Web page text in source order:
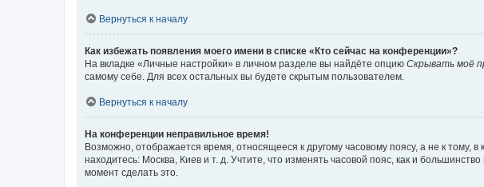
Вернуться к началу
Как избежать появления моего имени в списке «Кто сейчас на конференции»?
На вкладке «Личные настройки» в личном разделе вы найдёте опцию Скрывать моё
самому себе. Для всех остальных вы будете скрытым пользователем.
Вернуться к началу
На конференции неправильное время!
Возможно, отображается время, относящееся к другому часовому поясу, а не к тому,
находитесь: Москва, Киев и т. д. Учтите, что изменять часовой пояс, как и
момент сделать это.